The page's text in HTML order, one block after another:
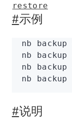
restore
#示例
nb backup
nb backup
nb backup
nb backup
#说明